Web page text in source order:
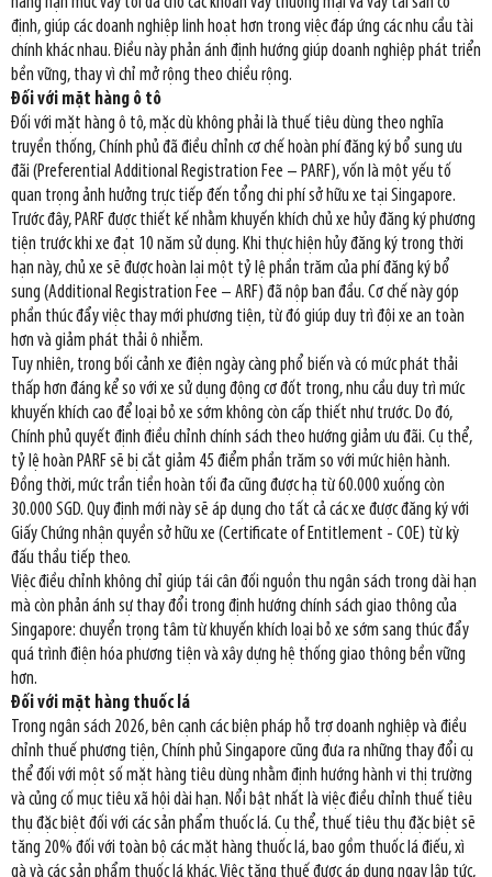
định, giúp các doanh nghiệp linh hoạt hơn trong việc đáp ứng các nhu cầu tài
chính khác nhau. Điều này phản ánh định hướng giúp doanh nghiệp phát triển
bền vững, thay vì chỉ mở rộng theo chiều rộng.
Đối với mặt hàng ô tô
Đối với mặt hàng ô tô, mặc dù không phải là thuế tiêu dùng theo nghĩa
truyền thống, Chính phủ đã điều chỉnh cơ chế hoàn phí đăng ký bổ sung ưu
đãi (Preferential Additional Registration Fee – PARF), vốn là một yếu tố
quan trọng ảnh hưởng trực tiếp đến tổng chi phí sở hữu xe tại Singapore.
Trước đây, PARF được thiết kế nhằm khuyến khích chủ xe hủy đăng ký phương
tiện trước khi xe đạt 10 năm sử dụng. Khi thực hiện hủy đăng ký trong thời
hạn này, chủ xe sẽ được hoàn lại một tỷ lệ phần trăm của phí đăng ký bổ
sung (Additional Registration Fee – ARF) đã nộp ban đầu. Cơ chế này góp
phần thúc đẩy việc thay mới phương tiện, từ đó giúp duy trì đội xe an toàn
hơn và giảm phát thải ô nhiễm.
Tuy nhiên, trong bối cảnh xe điện ngày càng phổ biến và có mức phát thải
thấp hơn đáng kể so với xe sử dụng động cơ đốt trong, nhu cầu duy trì mức
khuyến khích cao để loại bỏ xe sớm không còn cấp thiết như trước. Do đó,
Chính phủ quyết định điều chỉnh chính sách theo hướng giảm ưu đãi. Cụ thể,
tỷ lệ hoàn PARF sẽ bị cắt giảm 45 điểm phần trăm so với mức hiện hành.
Đồng thời, mức trần tiền hoàn tối đa cũng được hạ từ 60.000 xuống còn
30.000 SGD. Quy định mới này sẽ áp dụng cho tất cả các xe được đăng ký với
Giấy Chứng nhận quyền sở hữu xe (Certificate of Entitlement - COE) từ kỳ
đấu thầu tiếp theo.
Việc điều chỉnh không chỉ giúp tái cân đối nguồn thu ngân sách trong dài hạn
mà còn phản ánh sự thay đổi trong định hướng chính sách giao thông của
Singapore: chuyển trọng tâm từ khuyến khích loại bỏ xe sớm sang thúc đẩy
quá trình điện hóa phương tiện và xây dựng hệ thống giao thông bền vững
hơn.
Đối với mặt hàng thuốc lá
Trong ngân sách 2026, bên cạnh các biện pháp hỗ trợ doanh nghiệp và điều
chỉnh thuế phương tiện, Chính phủ Singapore cũng đưa ra những thay đổi cụ
thể đối với một số mặt hàng tiêu dùng nhằm định hướng hành vi thị trường
và củng cố mục tiêu xã hội dài hạn. Nổi bật nhất là việc điều chỉnh thuế tiêu
thụ đặc biệt đối với các sản phẩm thuốc lá. Cụ thể, thuế tiêu thụ đặc biệt sẽ
tăng 20% đối với toàn bộ các mặt hàng thuốc lá, bao gồm thuốc lá điếu, xì
gà và các sản phẩm thuốc lá khác. Việc tăng thuế được áp dụng ngay lập tức,